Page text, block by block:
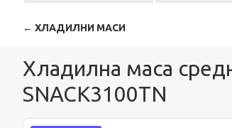
← ХЛАДИЛНИ МАСИ
Хладилна маса
SNACK3100TN